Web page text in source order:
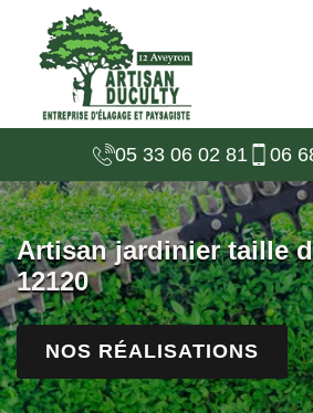
05 33 06 02 81 06
Artisan jardinier taille
12120
NOS RÉALISATIONS